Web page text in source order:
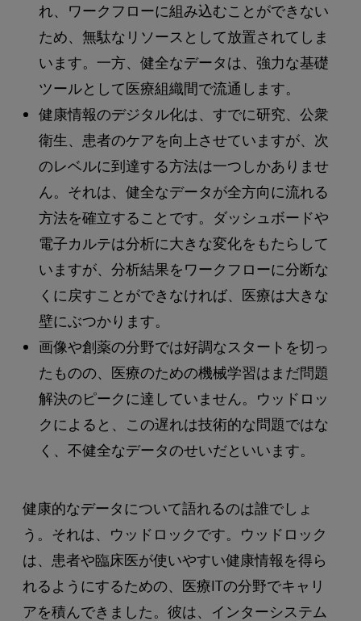
れ、ワークフローに組み込むことができない
ため、無駄なリソースとして放置されてしま
います。一方、健全なデータは、強力な基礎
ツールとして医療組織間で流通します。
健康情報のデジタル化は、すでに研究、公衆
衛生、患者のケアを向上させていますが、次
のレベルに到達する方法は一つしかありませ
ん。それは、健全なデータが全方向に流れる
方法を確立することです。ダッシュボードや
電子カルテは分析に大きな変化をもたらして
いますが、分析結果をワークフローに分断な
くに戻すことができなければ、医療は大きな
壁にぶつかります。
画像や創薬の分野では好調なスタートを切っ
たものの、医療のための機械学習はまだ問題
解決のピークに達していません。ウッドロッ
クによると、この遅れは技術的な問題ではな
く、不健全なデータのせいだといいます。
健康的なデータについて語れるのは誰でしょ
う。それは、ウッドロックです。ウッドロック
は、患者や臨床医が使いやすい健康情報を得ら
れるようにするための、医療ITの分野でキャリ
アを積んできました。彼は、インターシステム